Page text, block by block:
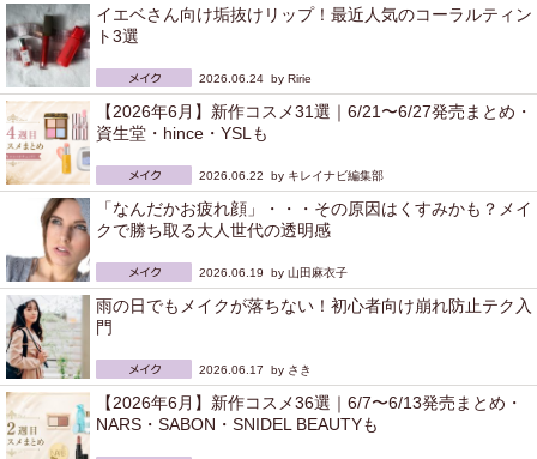
イエベさん向け垢抜けリップ！最近人気のコーラルティン
ト3選
2026.06.24 by Ririe
【2026年6月】新作コスメ31選｜6/21〜6/27発売まとめ・
資生堂・hince・YSLも
2026.06.22 by キレイナビ編集部
「なんだかお疲れ顔」・・・その原因はくすみかも？メイ
クで勝ち取る大人世代の透明感
2026.06.19 by 山田麻衣子
雨の日でもメイクが落ちない！初心者向け崩れ防止テク入
門
2026.06.17 by さき
【2026年6月】新作コスメ36選｜6/7〜6/13発売まとめ・
NARS・SABON・SNIDEL BEAUTYも